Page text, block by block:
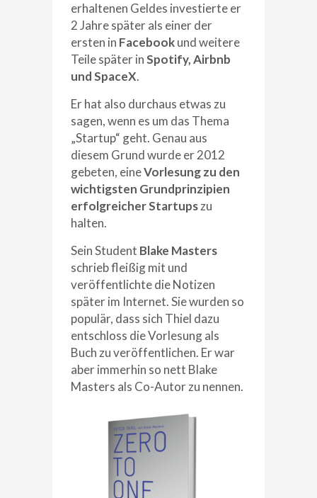
erhaltenen Geldes investierte er
2 Jahre später als einer der
ersten in Facebookund weitere
Teile später inSpotify, Airbnb
und SpaceX.
Er hat also durchaus etwas zu
sagen, wenn es um das Thema
„Startup“ geht. Genau aus
diesem Grund wurde er 2012
gebeten, eineVorlesung zu den
wichtigsten Grundprinzipien
erfolgreicher Startupszu
halten.
Sein Student Blake Masters
schrieb fleißig mit und
veröffentlichte die Notizen
später im Internet. Sie wurden so
populär, dass sich Thiel dazu
entschloss die Vorlesung als
Buch zu veröffentlichen. Er war
aber immerhin so nett Blake
Masters als Co-Autor zu nennen.